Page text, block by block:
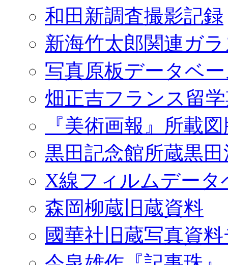
和田新調査撮影記録
新海竹太郎関連ガ
写真原板データベ
畑正吉フランス留
『美術画報』所載
黒田記念館所蔵黒
X線フィルムデータ
森岡柳蔵旧蔵資料
國華社旧蔵写真資